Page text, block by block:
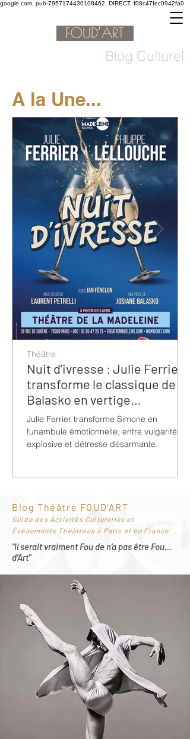
google.com, pub-7957174430108462, DIRECT, f08c47fec0942fa0
Blog Culturel
A la Une...
Nuit d’ivresse : Julie Ferrier
transforme le classique de
Balasko en vertige
bouleversant
Julie Ferrier transforme Simone en
funambule émotionnelle, entre vulgarité
explosive et détresse désarmante.
Théâtre
Blog Théâtre FOUD'ART
Guide des Activités Culturelles et
Événements Théâtraux à Paris et en France
"Il serait vraiment Fou de n’a pas être Fou…
d’Art"